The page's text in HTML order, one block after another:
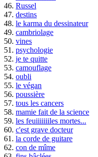
46. Russel
47. destins
48. le karma du dessinateur
49. cambriolage
50. vines
51. psychologie
52. je te quitte
53. camouflage
54. oubli
55. le végan
56. poussière
57. tous les cancers
58. mamie fait de la science
59. les feuiiiiiiiles mortes...
60. c'est grave docteur
61. la corde de guitare
62. con de mîme